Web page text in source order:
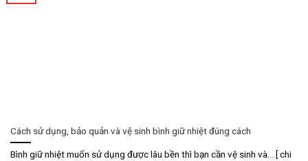
Cách sử dụng, bảo quản và vệ sinh bình giữ nhiệt đúng cách
Bình giữ nhiệt muốn sử dụng được lâu bền thì bạn cần vệ sinh và... [ chi